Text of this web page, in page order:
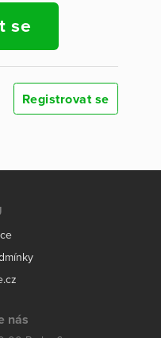
se
Registrovat se
nás